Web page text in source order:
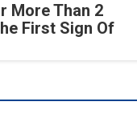
More Than 2
First Sign Of